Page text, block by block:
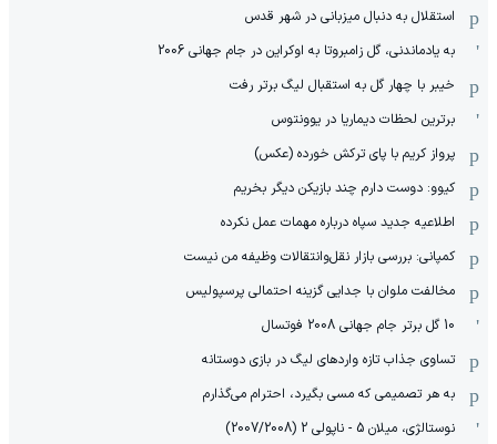
استقلال به دنبال میزبانی در شهر قدس
به یادماندنی، گل زامبروتا به اوکراین در جام جهانی 2006
خیبر با چهار گل به استقبال لیگ برتر رفت
برترین لحظات دیماریا در یوونتوس
پرواز کریم با پای ترکش خورده (عکس)
کیوو: دوست دارم چند بازیکن دیگر بخریم
اطلاعیه جدید سپاه درباره مهمات عمل نکرده
کمپانی: بررسی بازار نقل‌وانتقالات وظیفه من نیست
مخالفت ملوان با جدایی گزینه احتمالی پرسپولیس
10 گل برتر جام جهانی 2008 فوتسال
تساوی جذاب تازه واردهای لیگ در بازی دوستانه
به هر تصمیمی که مسی بگیرد، احترام می‌گذارم
نوستالژی، میلان 5 - ناپولی 2 (2007/2008)